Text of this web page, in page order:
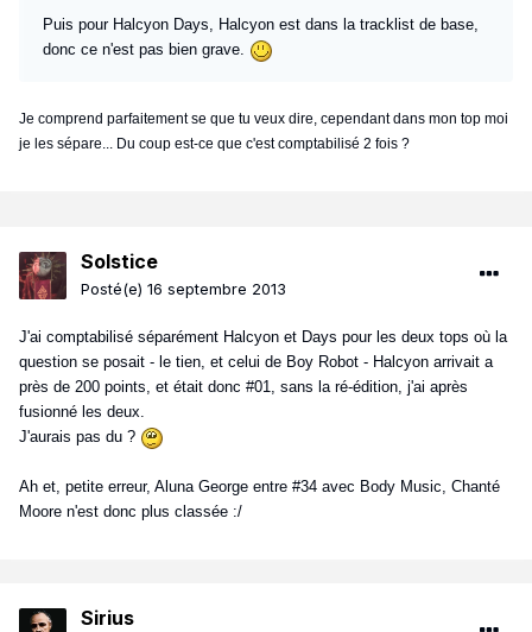
Puis pour Halcyon Days, Halcyon est dans la tracklist de base,
donc ce n'est pas bien grave.
Je comprend parfaitement se que tu veux dire, cependant dans mon top moi
je les sépare... Du coup est-ce que c'est comptabilisé 2 fois ?
Solstice
Posté(e) 16 septembre 2013
J'ai comptabilisé séparément Halcyon et Days pour les deux tops où la
question se posait - le tien, et celui de Boy Robot - Halcyon arrivait a
près de 200 points, et était donc #01, sans la ré-édition, j'ai après
fusionné les deux.
J'aurais pas du ?
Ah et, petite erreur, Aluna George entre #34 avec Body Music, Chanté
Moore n'est donc plus classée :/
Sirius